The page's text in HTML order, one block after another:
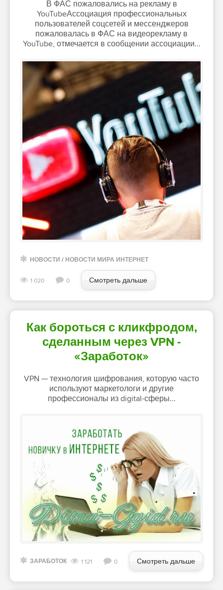
В ФАС пожаловались на рекламу в
YouTubeАссоциация профессиональных
пользователей соцсетей и мессенджеров
пожаловалась в ФАС на видеорекламу в
YouTube, отмечается в сообщении ассоциации...
НОВОСТИ / НОВОСТИ МИРА ИНТЕРНЕТ
1 020 0 Смотреть дальше
Как бороться с кликфродом,
сделанным через VPN -
«Заработок»
VPN — технология шифрования, которую часто
используют маркетологи и другие
профессионалы из digital-сферы...
ЗАРАБОТОК 1 121 0 Смотреть дальше